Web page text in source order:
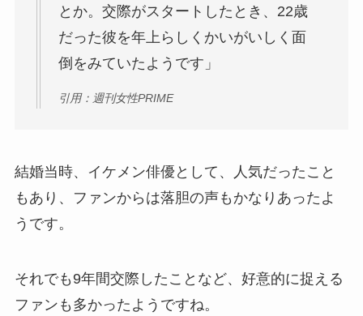
とか。交際がスタートしたとき、22歳
だった彼を年上らしくかいがいしく面
倒をみていたようです」
引用：週刊女性PRIME
結婚当時、イケメン俳優として、人気だったこと
もあり、ファンからは落胆の声もかなりあったよ
うです。
それでも9年間交際したことなど、好意的に捉える
ファンも多かったようですね。